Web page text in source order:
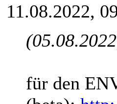
11.08.2022,
für den